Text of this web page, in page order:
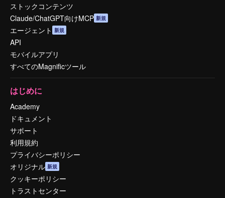
ストックコンテンツ
Claude/ChatGPT向けMCP 新規
エージェント 新規
API
モバイルアプリ
すべてのMagnificツール
はじめに
Academy
ドキュメント
サポート
利用規約
プライバシーポリシー
オリジナル 新規
クッキーポリシー
トラストセンター